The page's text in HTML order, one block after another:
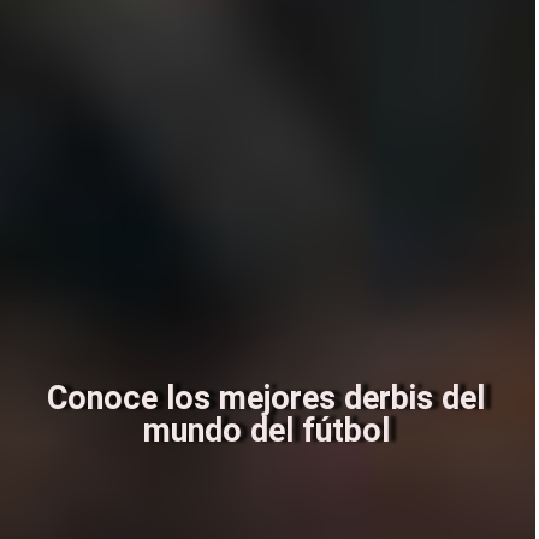
Conoce los mejores derbis del
mundo del fútbol